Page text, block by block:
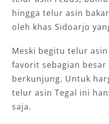
hingga telur asin
oleh khas Sidoarjo
Meski begitu telur
favorit sebagian
berkunjung. Untuk
telur asin Tegal ini
saja.